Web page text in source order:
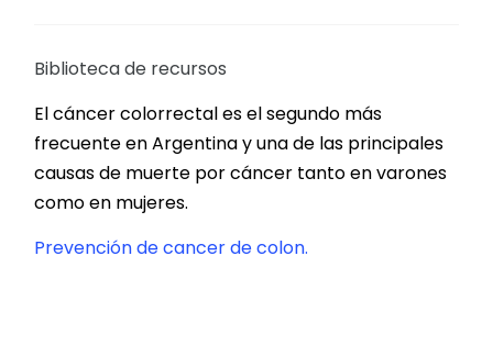
Biblioteca de recursos
El cáncer colorrectal es el segundo más
frecuente en Argentina y una de las principales
causas de muerte por cáncer tanto en varones
como en mujeres.
Prevención de cancer de colon.